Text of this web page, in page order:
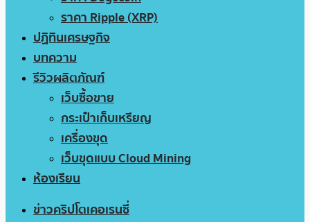
ราคา Ripple (XRP)
ปฏิทินเศรษฐกิจ
บทความ
รีวิวผลิตภัณฑ์
เว็บซื้อขาย
กระเป๋าเก็บเหรียญ
เครื่องขุด
เว็บขุดแบบ Cloud Mining
ห้องเรียน
ข่าวคริปโตเคอเรนซี่